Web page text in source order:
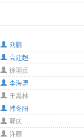
刘鹏
高建超
徐羽贞
李海涛
王禹林
韩冬阳
郭庆
许颇